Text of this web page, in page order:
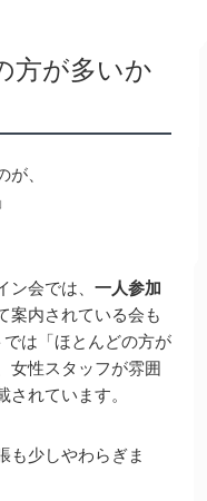
方が多いか
、
会では、 一人参加
案内されている会も
は「ほとんどの方が
女性スタッフが雰囲
れています。
も少しやわらぎま